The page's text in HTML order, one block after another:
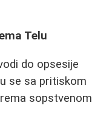
Telu
do opsesije
se sa pritiskom
sopstvenom